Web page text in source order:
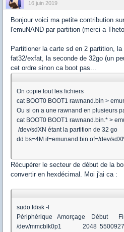
16 juin 2019
Bonjour voici ma petite contribution
l'emuNAND par partition (merci a
Partitioner la carte sd en 2 partition,
fat32/exfat, la seconde de 32go (un
cet ordre sinon ca boot pas...
On copie tout les fichiers
cat BOOT0 BOOT1 rawnand.bin >
Ou si on a une rawnand en plusieurs
cat BOOT0 BOOT1 rawnand.bin.* >
/dev/sdXN étant la partition de 32 go
dd bs=4M if=emunand.bin of=/dev/
Récupérer le secteur de début de la
convertir en hexdécimal. Moi j'ai ca :
sudo fdisk -l
Périphérique Amorçage Début Fin
/dev/mmcblk0p1 2048 55009279